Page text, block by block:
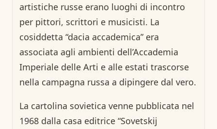
artistiche russe erano luoghi di incontro
per pittori, scrittori e musicisti. La
cosiddetta “dacia accademica” era
associata agli ambienti dell’Accademia
Imperiale delle Arti e alle estati trascorse
nella campagna russa a dipingere dal vero.
La cartolina sovietica venne pubblicata nel
1968 dalla casa editrice “Sovetskij